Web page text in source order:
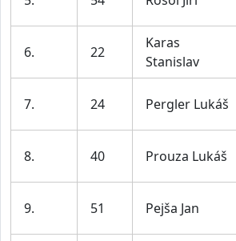
6. 22
Karas
Stanislav
7. 24 Pergler Lukáš
8. 40 Prouza Lukáš
9. 51 Pejša Jan